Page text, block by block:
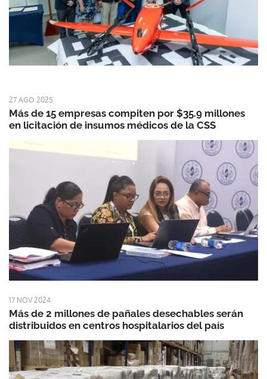
27 AGO 2025
Más de 15 empresas compiten por $35.9 millones
en licitación de insumos médicos de la CSS
17 NOV 2024
Más de 2 millones de pañales desechables serán
distribuidos en centros hospitalarios del país